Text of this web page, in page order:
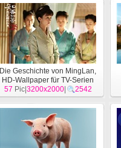
Die Geschichte von MingLan,
HD-Wallpaper für TV-Serien
[Film]
57 Pic| 3200x2000| 2542